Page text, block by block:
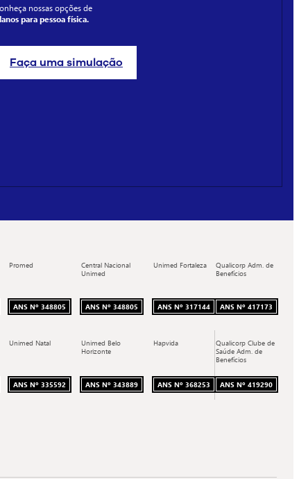
nossas opções de
para pessoa física.
Faça uma simulação
Promed
ANS Nº 348805
Central Nacional
Unimed
ANS Nº 348805
Unimed Fortaleza
ANS Nº 317144
Unimed Natal
ANS Nº 335592
Unimed Belo
Horizonte
ANS Nº 343889
Hapvida
ANS Nº 368253
Qualicorp Adm. de
Benefícios
ANS Nº 417173
Qualicorp Clube de
Saúde Adm. de
Benefícios
ANS Nº 419290